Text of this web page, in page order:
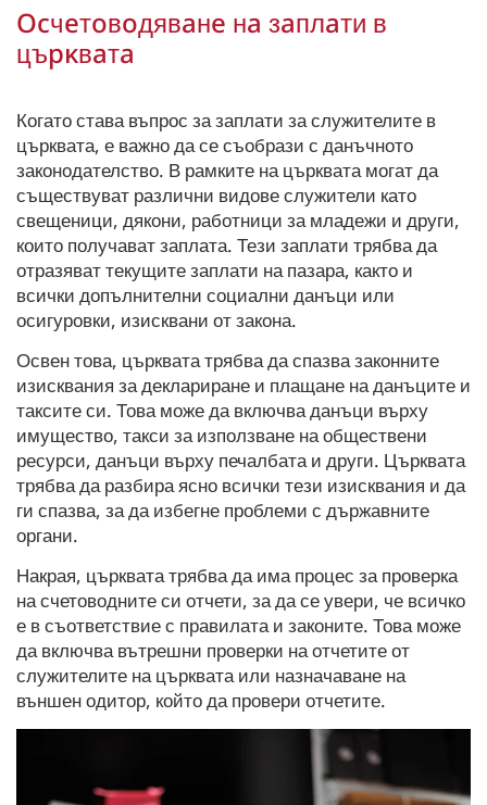
Ocчeтoвoдявaнe нa зaплaти в
цъpĸвaтa
Когато става въпрос за заплати за служителите в
църквата, е важно да се съобрази с данъчното
законодателство. В рамките на църквата могат да
съществуват различни видове служители като
свещеници, дякони, работници за младежи и други,
които получават заплата. Тези заплати трябва да
отразяват текущите заплати на пазара, както и
всички допълнителни социални данъци или
осигуровки, изисквани от закона.
Освен това, църквата трябва да спазва законните
изисквания за деклариране и плащане на данъците и
таксите си. Това може да включва данъци върху
имущество, такси за използване на обществени
ресурси, данъци върху печалбата и други. Църквата
трябва да разбира ясно всички тези изисквания и да
ги спазва, за да избегне проблеми с държавните
органи.
Накрая, църквата трябва да има процес за проверка
на счетоводните си отчети, за да се увери, че всичко
е в съответствие с правилата и законите. Това може
да включва вътрешни проверки на отчетите от
служителите на църквата или назначаване на
външен одитор, който да провери отчетите.